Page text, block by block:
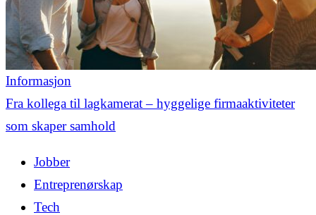
Informasjon
Fra kollega til lagkamerat – hyggelige firmaaktiviteter
som skaper samhold
Jobber
Entreprenørskap
Tech